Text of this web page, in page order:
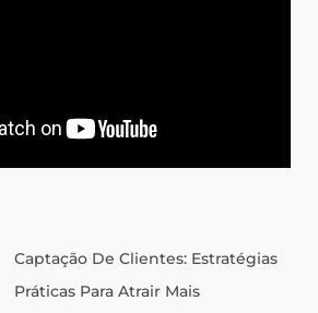
Captação De Clientes: Estratégias
Práticas Para Atrair Mais